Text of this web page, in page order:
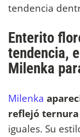
tendencia
Enterito
tendencia,
Milenka
Milenka
reflejó
iguales. Su